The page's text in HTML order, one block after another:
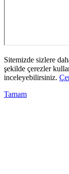
Sitemizde sizlere
şekilde çerezler
inceleyebilirsiniz.
Tamam